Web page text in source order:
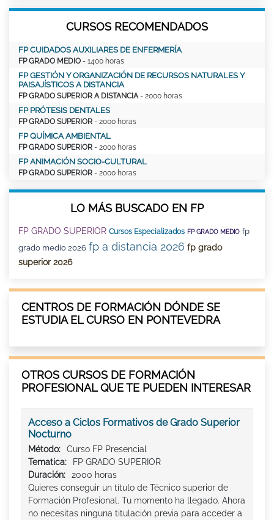
CURSOS RECOMENDADOS
FP CUIDADOS AUXILIARES DE ENFERMERÍA
FP GRADO MEDIO - 1400 horas
FP GESTIÓN Y ORGANIZACIÓN DE RECURSOS NATURALES Y
PAISAJÍSTICOS A DISTANCIA
FP GRADO SUPERIOR A DISTANCIA - 2000 horas
FP PRÓTESIS DENTALES
FP GRADO SUPERIOR - 2000 horas
FP QUÍMICA AMBIENTAL
FP GRADO SUPERIOR - 2000 horas
FP ANIMACIÓN SOCIO-CULTURAL
FP GRADO SUPERIOR - 2000 horas
LO MÁS BUSCADO EN FP
FP GRADO SUPERIOR Cursos Especializados FP GRADO MEDIO fp
grado medio 2026 fp a distancia 2026 fp grado
superior 2026
CENTROS DE FORMACIÓN DÓNDE SE
ESTUDIA EL CURSO EN PONTEVEDRA
OTROS CURSOS DE FORMACIÓN
PROFESIONAL QUE TE PUEDEN INTERESAR
Acceso a Ciclos Formativos de Grado Superior
Nocturno
Método:
Curso FP Presencial
Tematica:
FP GRADO SUPERIOR
Duración:
2000 horas
Quieres conseguir un título de Técnico superior de
Formación Profesional. Tu momento ha llegado. Ahora
no necesitas ninguna titulación previa para acceder a